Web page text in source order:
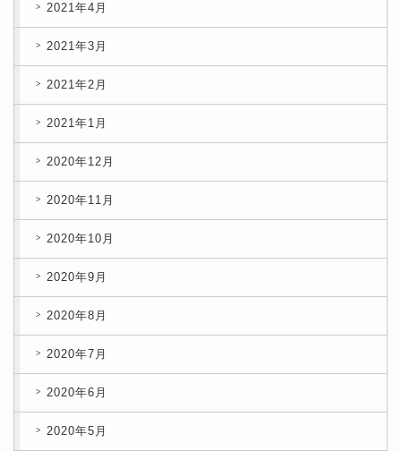
2021年4月
2021年3月
2021年2月
2021年1月
2020年12月
2020年11月
2020年10月
2020年9月
2020年8月
2020年7月
2020年6月
2020年5月